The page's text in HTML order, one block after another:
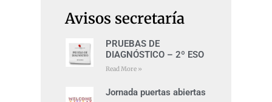
Avisos secretaría
PRUEBAS DE
DIAGNÓSTICO – 2º ESO
Read More »
Jornada puertas abiertas